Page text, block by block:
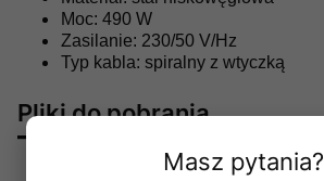
Moc: 490 W
Zasilanie: 230/50 V/Hz
Typ kabla: spiralny z wtyczką
Pliki do pobrania
Masz pytania?